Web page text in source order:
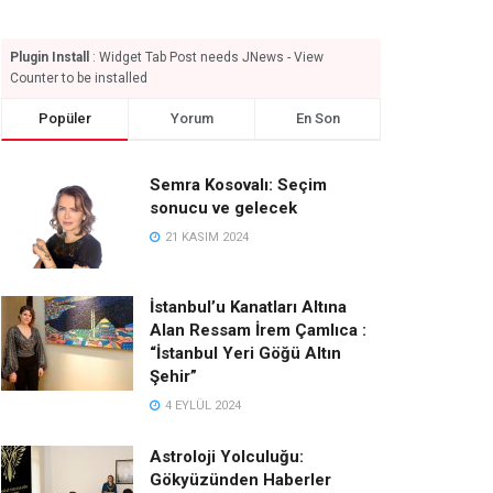
Plugin Install
: Widget Tab Post needs JNews - View
Counter to be installed
Popüler Yorum En Son
Semra Kosovalı: Seçim
sonucu ve gelecek
21 KASIM 2024
İstanbul’u Kanatları Altına
Alan Ressam İrem Çamlıca :
“İstanbul Yeri Göğü Altın
Şehir”
4 EYLÜL 2024
Astroloji Yolculuğu:
Gökyüzünden Haberler